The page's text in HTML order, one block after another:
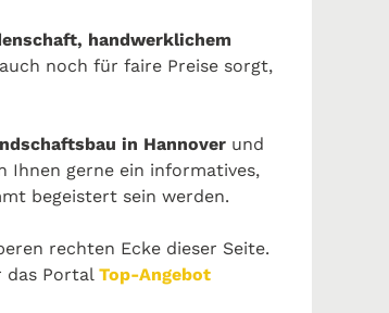
handwerklichem
noch für faire Preise sorgt,
in Hannover und
Ihnen gerne ein informatives,
begeistert sein werden.
rechten Ecke dieser Seite.
das Portal Top-Angebot